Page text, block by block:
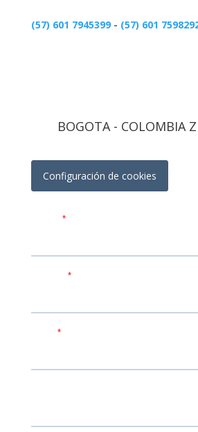
(57) 601 7945399- (57) 601
BOGOTA - COLOMBIA
Configuración de cookies